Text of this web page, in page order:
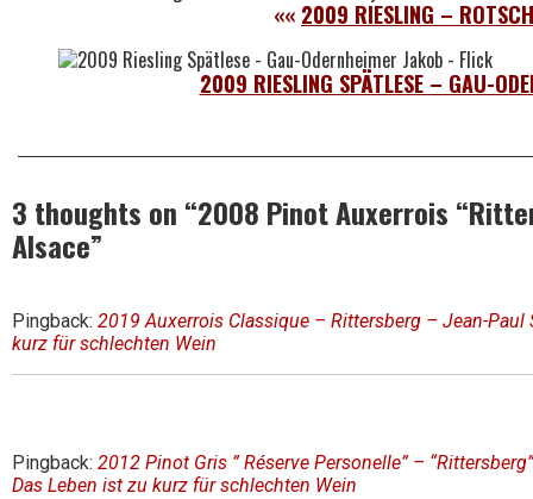
«« 2009 RIESLING –
2009 RIESLING SPÄTLESE – GAU-
3 thoughts on “2008 Pinot Auxerrois
Alsace”
Pingback: 2019 Auxerrois Classique – Rittersberg – Jean-
kurz für schlechten Wein
Pingback: 2012 Pinot Gris ” Réserve Personelle” –
Das Leben ist zu kurz für schlechten Wein